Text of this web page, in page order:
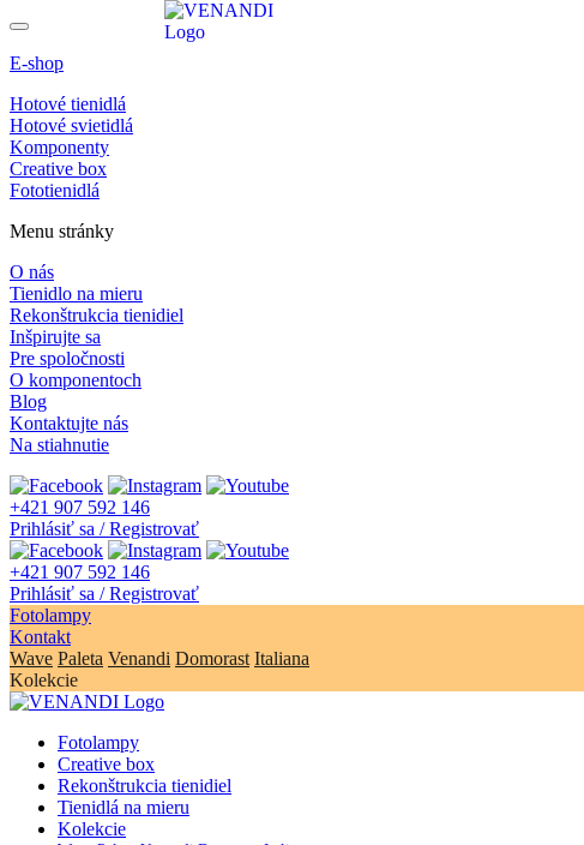
E-shop
Hotové tienidlá
Hotové svietidlá
Komponenty
Creative box
Fototienidlá
Menu stránky
O nás
Tienidlo na mieru
Rekonštrukcia tienidiel
Inšpirujte sa
Pre spoločnosti
O komponentoch
Blog
Kontaktujte nás
Na stiahnutie
+421 907 592 146
Prihlásiť sa / Registrovať
+421 907 592 146
Prihlásiť sa / Registrovať
Fotolampy
Kontakt
Wave Paleta Venandi Domorast Italiana
Kolekcie
Fotolampy
Creative box
Rekonštrukcia tienidiel
Tienidlá na mieru
Kolekcie